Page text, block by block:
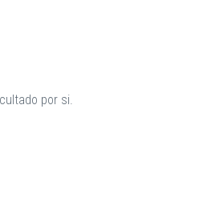
por si.